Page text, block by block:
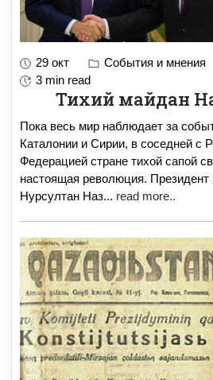
29 окт События и мнения
3 min read
Тихий майдан
Пока весь мир наблюдает за
Каталонии и Сирии, в соседней с
Федерацией стране тихой сапой
настоящая революция. Президент Казахстана
Нурсултан Наз... read more..